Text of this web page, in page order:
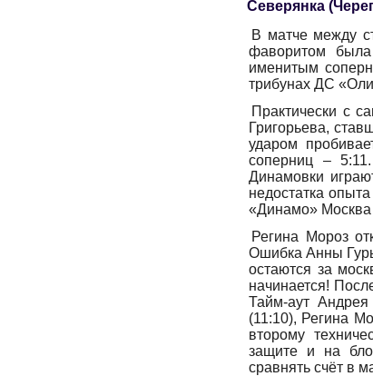
Северянка
В матче между
фаворитом
именитым
трибунах ДС
Практически с
Григорьева,
ударом
соперниц –
Динамовки
недостатка
«Динамо» Москва
Регина Мороз
Ошибка Анны
остаются за
начинается!
Тайм-аут
(11:10), Регина
второму
защите и на
сравнять счёт в